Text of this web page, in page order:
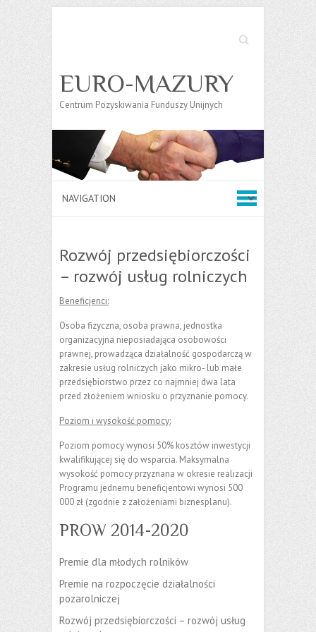
Search
EURO-MAZURY
Centrum Pozyskiwania Funduszy Unijnych
Rozwój przedsiębiorczości
– rozwój usług rolniczych
Beneficjenci:
Osoba fizyczna, osoba prawna, jednostka
organizacyjna nieposiadająca osobowości
prawnej, prowadząca działalność gospodarczą w
zakresie usług rolniczych jako mikro- lub małe
przedsiębiorstwo przez co najmniej dwa lata
przed złożeniem wniosku o przyznanie pomocy.
Poziom i wysokość pomocy:
Poziom pomocy wynosi 50% kosztów inwestycji
kwalifikującej się do wsparcia. Maksymalna
wysokość pomocy przyznana w okresie realizacji
Programu jednemu beneficjentowi wynosi 500
000 zł (zgodnie z założeniami biznesplanu).
PROW 2014-2020
Premie dla młodych rolników
Premie na rozpoczęcie działalności
pozarolniczej
Rozwój przedsiębiorczości – rozwój usług